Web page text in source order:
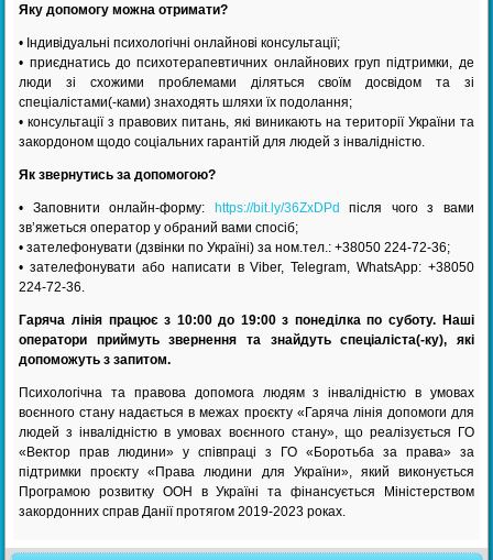
Яку допомогу можна отримати?
• Індивідуальні психологічні онлайнові консультації;
• приєднатись до психотерапевтичних онлайнових груп підтримки, де
люди зі схожими проблемами діляться своїм досвідом та зі
спеціалістами(-ками) знаходять шляхи їх подолання;
• консультації з правових питань, які виникають на території України та
закордоном щодо соціальних гарантій для людей з інвалідністю.
Як звернутись за допомогою?
• Заповнити онлайн-форму: https://bit.ly/36ZxDPd
після чого з вами
зв’яжеться оператор у обраний вами спосіб;
• зателефонувати (дзвінки по Україні) за ном.тел.: +38050 224-72-36;
• зателефонувати або написати в Viber, Telegram, WhatsApp: +38050
224-72-36.
Гаряча лінія працює з 10:00 до 19:00 з понеділка по суботу. Наші
оператори приймуть звернення та знайдуть спеціаліста(-ку), які
допоможуть з запитом.
Психологічна та правова допомога людям з інвалідністю в умовах
воєнного стану надається в межах проєкту «Гаряча лінія допомоги для
людей з інвалідністю в умовах воєнного стану», що реалізується ГО
«Вектор прав людини» у співпраці з ГО «Боротьба за права» за
підтримки проєкту «Права людини для України», який виконується
Програмою розвитку ООН в Україні та фінансується Міністерством
закордонних справ Данії протягом 2019-2023 роках.